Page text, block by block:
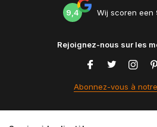
9,4 Wij scoren een
Rejoignez-nous sur les
Abonnez-vous à